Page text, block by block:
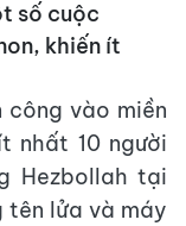
số cuộc
khiến ít
vào miền
nhất 10 người
Hezbollah tại
tên lửa và máy